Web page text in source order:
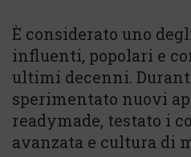
È considerato uno
influenti, popolari e
ultimi decenni.
sperimentato nuovi
readymade, testato i
avanzata e cultura di